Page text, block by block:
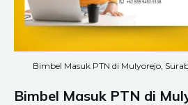
Bimbel Masuk PTN di Mulyorejo,
Bimbel Masuk PTN di